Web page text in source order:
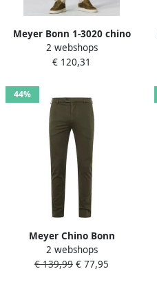
Meyer Bonn 1-3020 chino
Beige Heren
2 webshops
€ 120,31
44%
Meyer Chino Bonn
Donkergroen Groen Heren
2 webshops
€ 139,99 € 77,95